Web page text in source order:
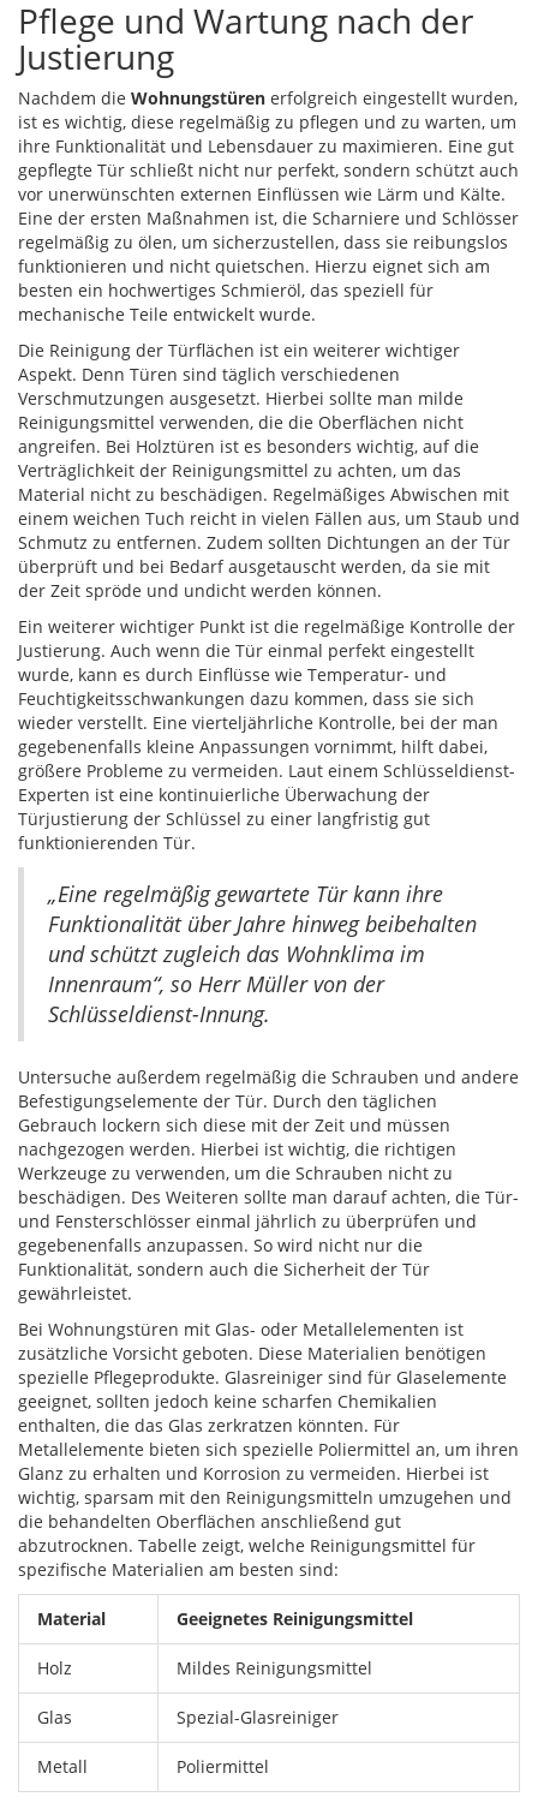
Pflege und Wartung nach der
Justierung
Nachdem die Wohnungstüren erfolgreich eingestellt wurden,
ist es wichtig, diese regelmäßig zu pflegen und zu warten, um
ihre Funktionalität und Lebensdauer zu maximieren. Eine gut
gepflegte Tür schließt nicht nur perfekt, sondern schützt auch
vor unerwünschten externen Einflüssen wie Lärm und Kälte.
Eine der ersten Maßnahmen ist, die Scharniere und Schlösser
regelmäßig zu ölen, um sicherzustellen, dass sie reibungslos
funktionieren und nicht quietschen. Hierzu eignet sich am
besten ein hochwertiges Schmieröl, das speziell für
mechanische Teile entwickelt wurde.
Die Reinigung der Türflächen ist ein weiterer wichtiger
Aspekt. Denn Türen sind täglich verschiedenen
Verschmutzungen ausgesetzt. Hierbei sollte man milde
Reinigungsmittel verwenden, die die Oberflächen nicht
angreifen. Bei Holztüren ist es besonders wichtig, auf die
Verträglichkeit der Reinigungsmittel zu achten, um das
Material nicht zu beschädigen. Regelmäßiges Abwischen mit
einem weichen Tuch reicht in vielen Fällen aus, um Staub und
Schmutz zu entfernen. Zudem sollten Dichtungen an der Tür
überprüft und bei Bedarf ausgetauscht werden, da sie mit
der Zeit spröde und undicht werden können.
Ein weiterer wichtiger Punkt ist die regelmäßige Kontrolle der
Justierung. Auch wenn die Tür einmal perfekt eingestellt
wurde, kann es durch Einflüsse wie Temperatur- und
Feuchtigkeitsschwankungen dazu kommen, dass sie sich
wieder verstellt. Eine vierteljährliche Kontrolle, bei der man
gegebenenfalls kleine Anpassungen vornimmt, hilft dabei,
größere Probleme zu vermeiden. Laut einem Schlüsseldienst-
Experten ist eine kontinuierliche Überwachung der
Türjustierung der Schlüssel zu einer langfristig gut
funktionierenden Tür.
„Eine regelmäßig gewartete Tür kann ihre
Funktionalität über Jahre hinweg beibehalten
und schützt zugleich das Wohnklima im
Innenraum“, so Herr Müller von der
Schlüsseldienst-Innung.
Untersuche außerdem regelmäßig die Schrauben und andere
Befestigungselemente der Tür. Durch den täglichen
Gebrauch lockern sich diese mit der Zeit und müssen
nachgezogen werden. Hierbei ist wichtig, die richtigen
Werkzeuge zu verwenden, um die Schrauben nicht zu
beschädigen. Des Weiteren sollte man darauf achten, die Tür-
und Fensterschlösser einmal jährlich zu überprüfen und
gegebenenfalls anzupassen. So wird nicht nur die
Funktionalität, sondern auch die Sicherheit der Tür
gewährleistet.
Bei Wohnungstüren mit Glas- oder Metallelementen ist
zusätzliche Vorsicht geboten. Diese Materialien benötigen
spezielle Pflegeprodukte. Glasreiniger sind für Glaselemente
geeignet, sollten jedoch keine scharfen Chemikalien
enthalten, die das Glas zerkratzen könnten. Für
Metallelemente bieten sich spezielle Poliermittel an, um ihren
Glanz zu erhalten und Korrosion zu vermeiden. Hierbei ist
wichtig, sparsam mit den Reinigungsmitteln umzugehen und
die behandelten Oberflächen anschließend gut
abzutrocknen. Tabelle zeigt, welche Reinigungsmittel für
spezifische Materialien am besten sind:
Material Geeignetes Reinigungsmittel
Holz Mildes Reinigungsmittel
Glas Spezial-Glasreiniger
Metall Poliermittel